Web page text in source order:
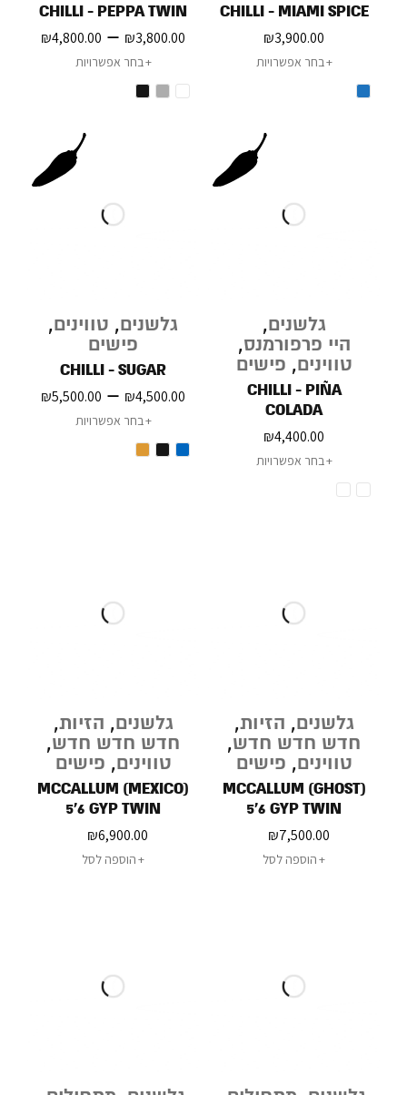
CHILLI - MIAMI SPICE
₪3,900.00
בחר אפשרויות
CHILLI - PEPPA TWIN
₪3,800.00
–
₪4,800.00
בחר אפשרויות
גלשנים,
היי פרפורמנס,
טווינים, פישים
CHILLI - PIÑA
COLADA
₪4,400.00
בחר אפשרויות
גלשנים, טווינים,
פישים
CHILLI - SUGAR
₪4,500.00
–
₪5,500.00
בחר אפשרויות
גלשנים, הזיות,
חדש חדש חדש,
טווינים, פישים
MCCALLUM (GHOST)
5'6 GYP TWIN
₪7,500.00
הוספה לסל
גלשנים, הזיות,
חדש חדש חדש,
טווינים, פישים
MCCALLUM (MEXICO)
5'6 GYP TWIN
₪6,900.00
הוספה לסל